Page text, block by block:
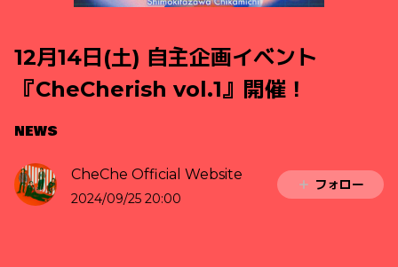
12月14日(土) 自主企画イベント
『CheCherish vol.1』開催！
NEWS
CheChe Official Website
2024/09/25 20:00
フォロー